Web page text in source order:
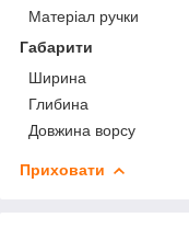
Матеріал ручки
Габарити
Ширина
Глибина
Довжина ворсу
Приховати